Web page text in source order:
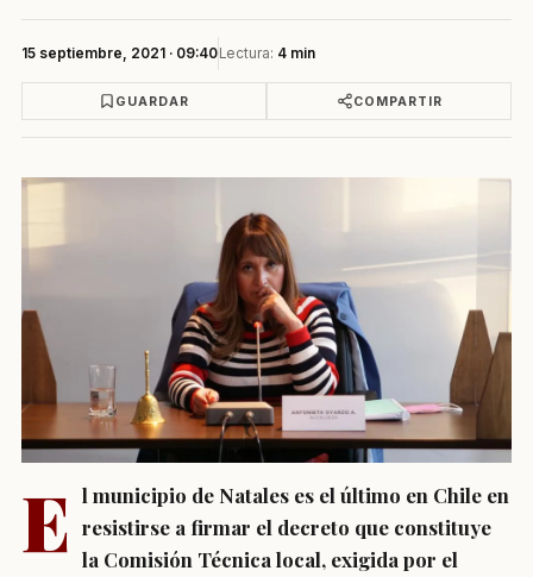
15 septiembre, 2021 · 09:40Lectura: 4 min
GUARDAR COMPARTIR
E l municipio de Natales es el último en Chile en
resistirse a firmar el decreto que constituye
la Comisión Técnica local, exigida por el